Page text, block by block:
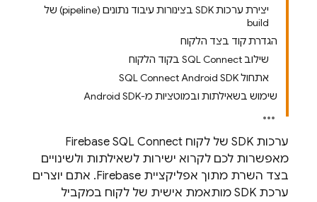
יצירת ערכות SDK בצינורות עיבוד נתונים (pipeline) של
build
הגדרת קוד בצד הלקוח
שילוב SQL Connect בקוד הלקוח
אתחול SQL Connect Android SDK
שימוש בשאילתות ובמוטציות מ-Android SDK
ערכות SDK של לקוח
Firebase SQL Connect
מאפשרות לכם לקרוא ישירות לשאילתות ולשינויים
בצד השרת מתוך אפליקציית Firebase. אתם יוצרים
ערכת SDK מותאמת אישית של לקוח במקביל